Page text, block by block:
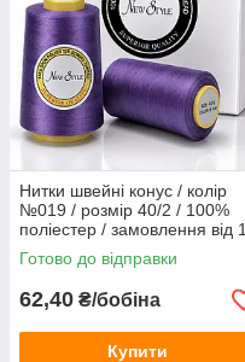
Нитки швейні конус / колір
№019 / розмір 40/2 / 100%
поліестер / замовлення від 1
бобіни
Готово до відправки
62,40 ₴/бобіна
Купити